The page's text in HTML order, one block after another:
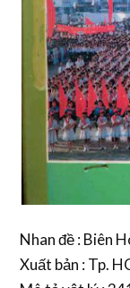
Nhan đề : Biên
Xuất bản : Tp.